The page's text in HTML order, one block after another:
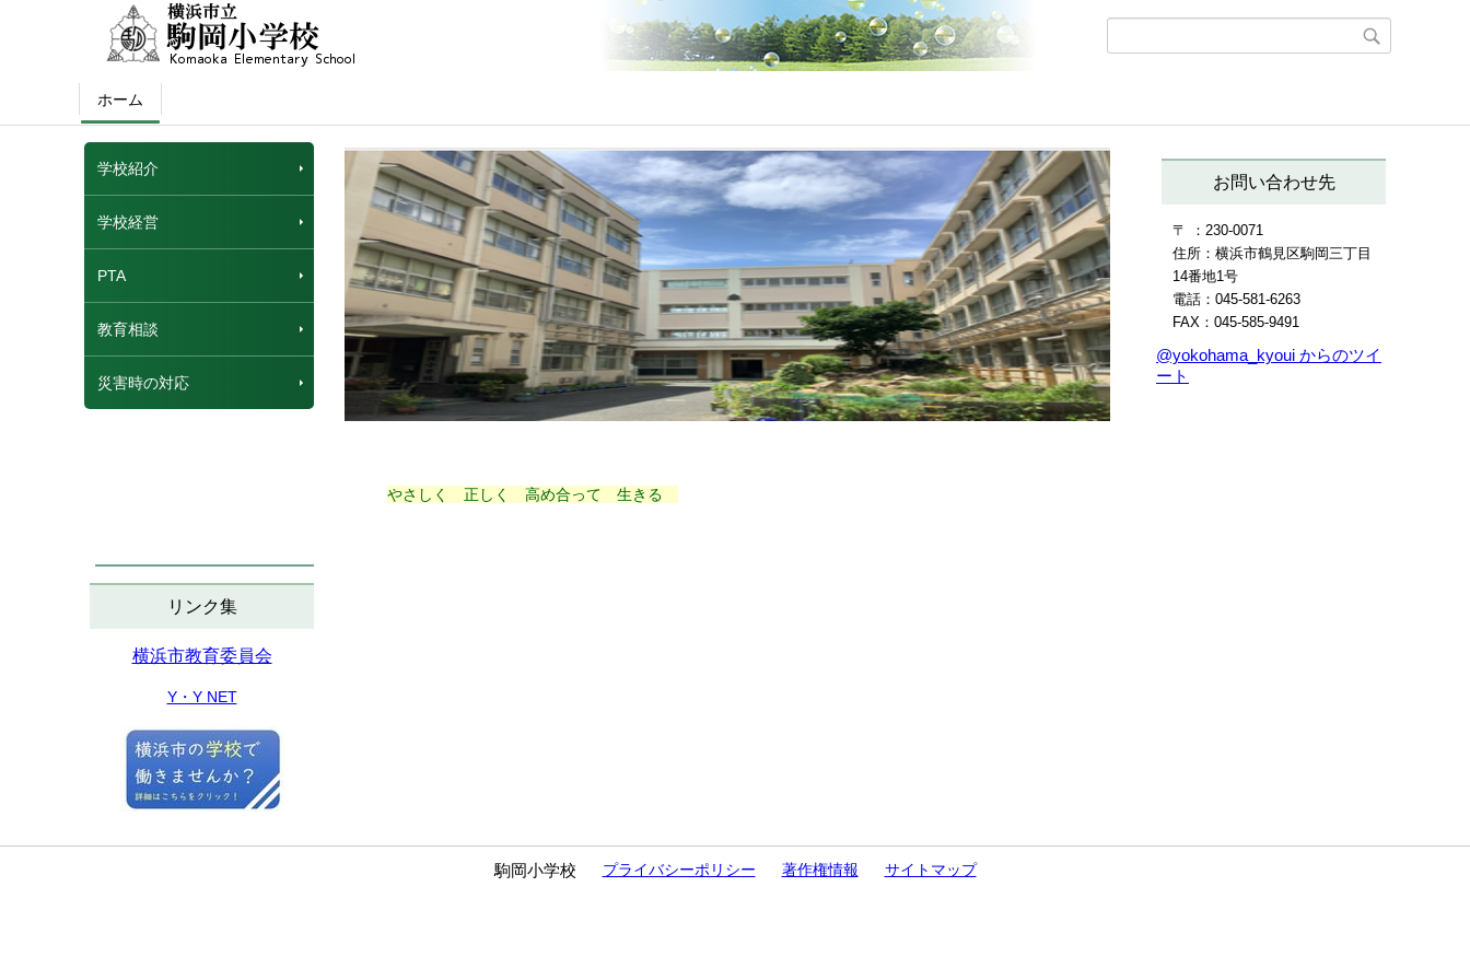
ホーム
学校紹介
学校経営
PTA
教育相談
災害時の対応
リンク集
横浜市教育委員会
Y・Y NET
やさしく 正しく 高め合って 生きる
お問い合わせ先
〒 ：230-0071
住所：横浜市鶴見区駒岡三丁目
14番地1号
電話：045-581-6263
FAX：045-585-9491
@yokohama_kyoui からのツイ
ート
駒岡小学校 プライバシーポリシー 著作権情報 サイトマップ